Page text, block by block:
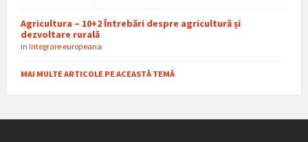
Agricultura – 10+2 Întrebări despre agricultură și
dezvoltare rurală
in Integrare europeana
MAI MULTE ARTICOLE PE ACEASTĂ TEMĂ